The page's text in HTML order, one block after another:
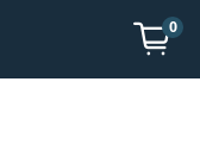
0